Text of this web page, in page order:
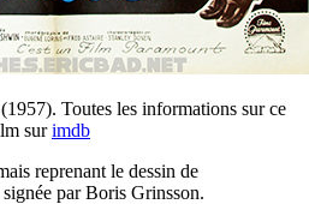
Toutes les informations sur ce
surimdb
reprenant le dessin de
par Boris Grinsson.